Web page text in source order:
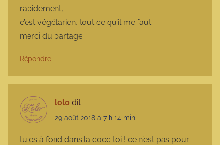
rapidement,
c’est végétarien, tout ce qu’il me faut
merci du partage
Répondre
lolo dit :
29 août 2018 à 7 h 14 min
tu es à fond dans la coco toi ! ce n’est pas pour